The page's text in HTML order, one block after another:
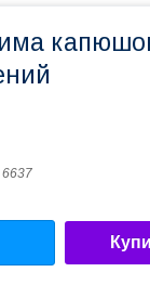
6637